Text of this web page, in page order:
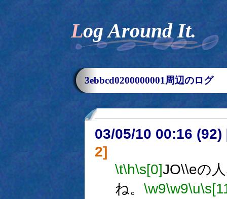
Log Around It.
3ebbcd0200000001周辺のログ
03/05/10 00:16 (92)
2]
\t\h\s[0]JO\\eの
ね。 \w9\w9\u